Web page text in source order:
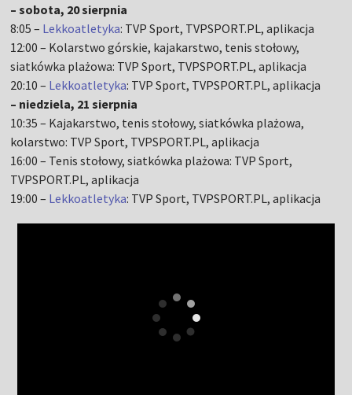
– sobota, 20 sierpnia
8:05 – Lekkoatletyka: TVP Sport, TVPSPORT.PL, aplikacja
12:00 – Kolarstwo górskie, kajakarstwo, tenis stołowy,
siatkówka plażowa: TVP Sport, TVPSPORT.PL, aplikacja
20:10 – Lekkoatletyka: TVP Sport, TVPSPORT.PL, aplikacja
– niedziela, 21 sierpnia
10:35 – Kajakarstwo, tenis stołowy, siatkówka plażowa,
kolarstwo: TVP Sport, TVPSPORT.PL, aplikacja
16:00 – Tenis stołowy, siatkówka plażowa: TVP Sport,
TVPSPORT.PL, aplikacja
19:00 – Lekkoatletyka: TVP Sport, TVPSPORT.PL, aplikacja